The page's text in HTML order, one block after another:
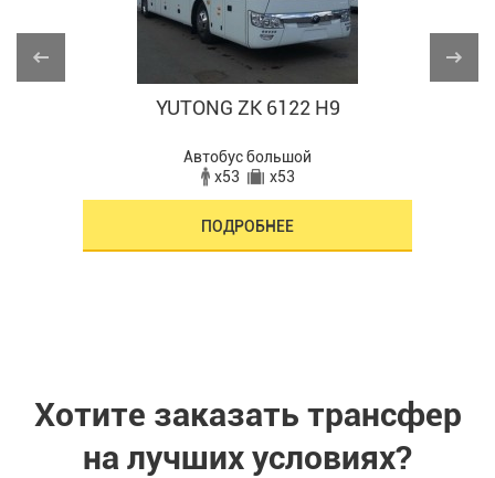
YUTONG ZK 6122 H9
Автобус большой
x53
x53
ПОДРОБНЕЕ
Хотите заказать трансфер
на лучших условиях?